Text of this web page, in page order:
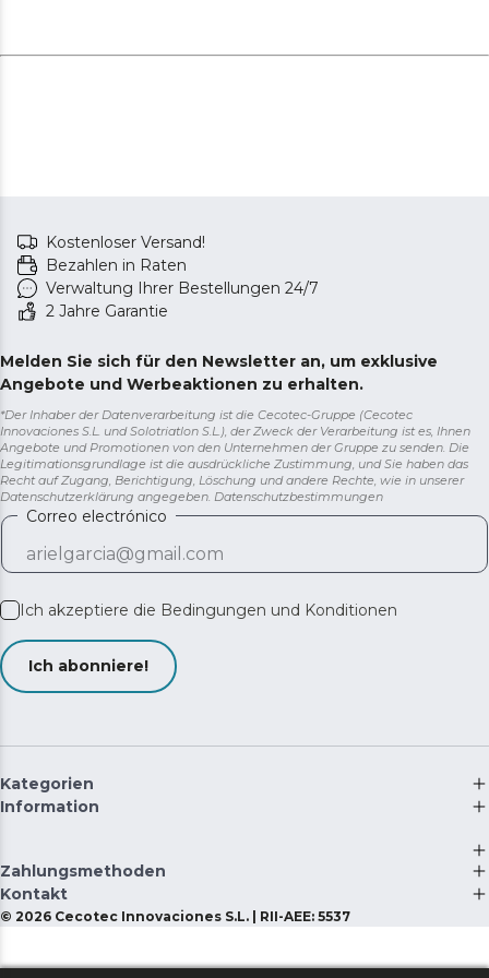
Kostenloser Versand!
Bezahlen in Raten
Verwaltung Ihrer Bestellungen 24/7
2 Jahre Garantie
Melden Sie sich für den Newsletter an, um exklusive
Angebote und Werbeaktionen zu erhalten.
*Der Inhaber der Datenverarbeitung ist die Cecotec-Gruppe (Cecotec
Innovaciones S.L. und Solotriatlon S.L.), der Zweck der Verarbeitung ist es, Ihnen
Angebote und Promotionen von den Unternehmen der Gruppe zu senden. Die
Legitimationsgrundlage ist die ausdrückliche Zustimmung, und Sie haben das
Recht auf Zugang, Berichtigung, Löschung und andere Rechte, wie in unserer
Datenschutzerklärung angegeben. Datenschutzbestimmungen
Correo electrónico
Ich akzeptiere die Bedingungen und Konditionen
Ich abonniere!
Kategorien
Information
Zahlungsmethoden
Kontakt
© 2026 Cecotec Innovaciones S.L. | RII-AEE: 5537